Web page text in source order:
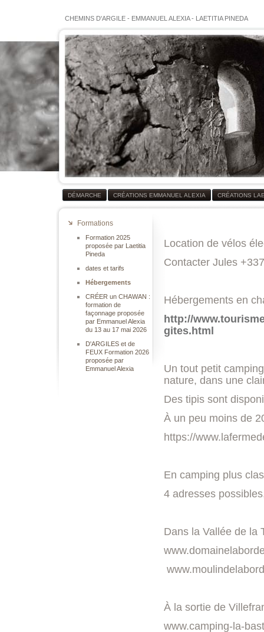
CHEMINS D'ARGILE - EMMANUEL ALEXIA- LAETITIA PINEDA
DÉMARCHE CRÉATIONS EMMANUEL ALEXIA CRÉATIONS
Formations
Formation 2025
proposée par Laetitia
Pineda
dates et tarifs
Hébergements
CRÉER un CHAWAN :
formation de
façonnage proposée
par Emmanuel Alexia
du 13 au 17 mai 2026
D'ARGILES et de
FEUX Formation 2026
proposée par
Emmanuel Alexia
Location de vélos
Contacter Jules
Hébergements en
http://
gites.html
Un tout petit
nature, dans une
Des tipis sont
À un peu moins de
https://
En camping plus
4 adresses
Dans la Vallée de la
À la sortie de
www.camping-la-